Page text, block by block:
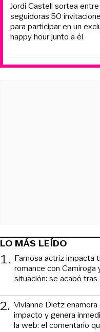
Jordi Castell sortea
seguidoras 50
para participar en un
happy hour junto a él
LO MÁS LEÍDO
1. Famosa actriz impacta
romance con
situación: se acabó tras
2. Vivianne Dietz
impacto y genera
la web: el comentario